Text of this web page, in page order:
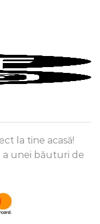
la tine acasă!
a unei băuturi de